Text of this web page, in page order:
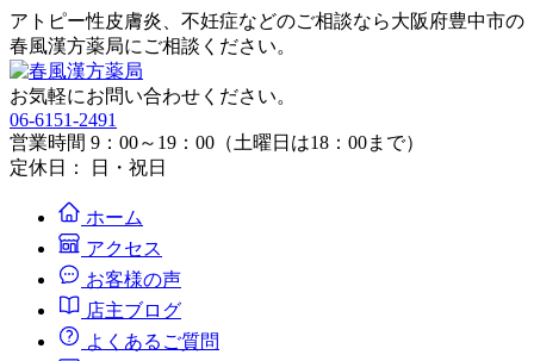
アトピー性皮膚炎、不妊症などのご相談なら大阪府豊中市の
春風漢方薬局にご相談ください。
お気軽にお問い合わせください。
06-6151-2491
営業時間 9：00～19：00（土曜日は18：00まで）
定休日： 日・祝日
ホーム
アクセス
お客様の声
店主ブログ
よくあるご質問